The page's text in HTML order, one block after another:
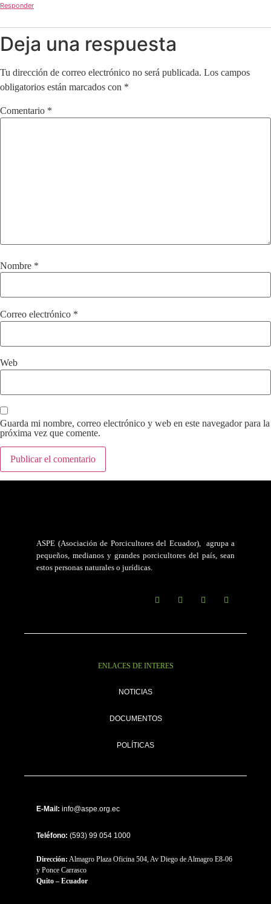
Responder
Deja una respuesta
Tu dirección de correo electrónico no será publicada. Los campos
obligatorios están marcados con *
Comentario *
Nombre *
Correo electrónico *
Web
Guarda mi nombre, correo electrónico y web en este navegador para la
próxima vez que comente.
ASPE (Asociación de Porcicultores del Ecuador), agrupa a
pequeños, medianos y grandes porcicultores del país, sean
estos personas naturales o jurídicas.
ENLACES DE INTERES
NOTICIAS
DOCUMENTOS
POLÍTICAS
E-Mail: info@aspe.org.ec
Teléfono: (593) 99 054 1000
Dirección: Almagro Plaza Oficina 504, Av Diego de Almagro E8-06
y Ponce Carrasco
Quito – Ecuador